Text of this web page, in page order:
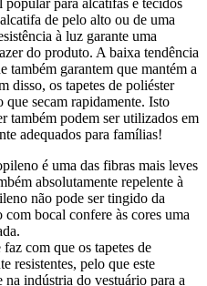
para alcatifas e tecidos
de pelo alto ou de uma
à luz garante uma
do produto. A baixa tendência
também garantem que mantém a
disso, os tapetes de poliéster
secam rapidamente. Isto
também podem ser utilizados em
adequados para famílias!
é uma das fibras mais leves
absolutamente repelente à
não pode ser tingido da
bocal confere às cores uma
com que os tapetes de
resistentes, pelo que este
indústria do vestuário para a